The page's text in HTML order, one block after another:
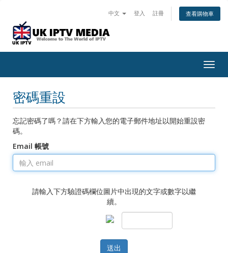
中文 登入 註冊 查看購物車
密碼重設
忘記密碼了嗎？請在下方輸入您的電子郵件地址以開始重設密
碼。
Email 帳號
請輸入下方驗證碼欄位圖片中出現的文字或數字以繼
續。
送出